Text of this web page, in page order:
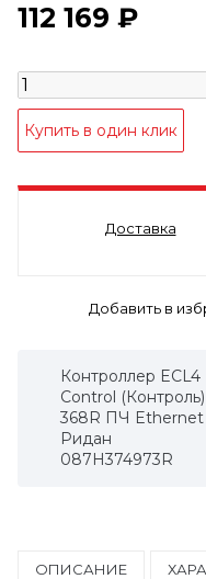
112 169 ₽
Доставка
Контроллер ECL4
Control (Контроль)
368R ПЧ Ethernet
Ридан
087H374973R
ОПИСАНИЕ